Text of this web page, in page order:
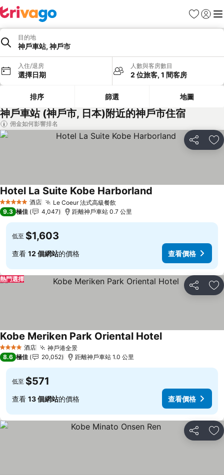
收藏夾
登入 選
目的地
神戶車站, 神戶市
入住/退房
選擇日期
人數與客房數目
2 位旅客, 1 間客房
排序 篩選 地圖
神戶車站 (神戶市, 日本)附近的神戶市住宿
佣金如何影響排名
分享 放
5 星級 酒店 Le Coeur 法式高級餐飲查看價格
Hotel La Suite Kobe Harborland
9.3 極佳 4,047 距離神戶車站 0.7 公里
低至 $1,603
查看 12 個網站的價格 查看價格
分享 放
熱門選擇
4 星級 酒店 神戶港全景查看價格
Kobe Meriken Park Oriental Hotel查看價格
8.6 極佳 20,052 距離神戶車站 1.0 公里
低至 $571
查看 13 個網站的價格 查看價格
分享 放